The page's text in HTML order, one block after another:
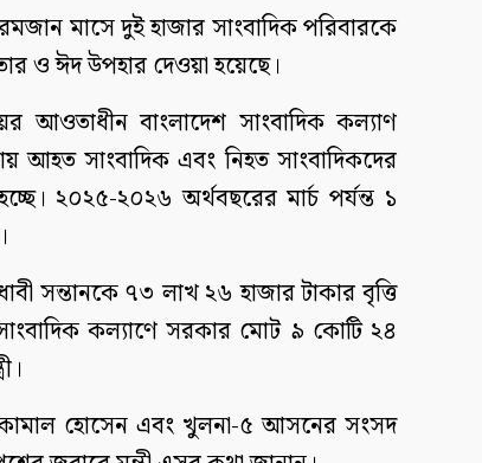
মাসে দুই হাজার সাংবাদিক পরিবারকে
ও ঈদ উপহার দেওয়া হয়েছে।
আওতাধীন বাংলাদেশ সাংবাদিক কল্যাণ
আহত সাংবাদিক এবং নিহত সাংবাদিকদের
২০২৫-২০২৬ অর্থবছরের মার্চ পর্যন্ত ১
সন্তানকে ৭৩ লাখ ২৬ হাজার টাকার বৃত্তি
কল্যাণে সরকার মোট ৯ কোটি ২৪
হোসেন এবং খুলনা-৫ আসনের সংসদ